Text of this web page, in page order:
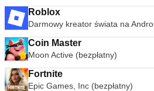
Roblox
Darmowy kreator świata na
Coin Master
Moon Active (bezpłatny)
Fortnite
Epic Games, Inc (bezpłatny)